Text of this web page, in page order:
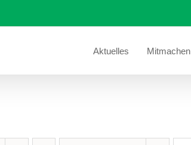
Aktuelles Mitmachen